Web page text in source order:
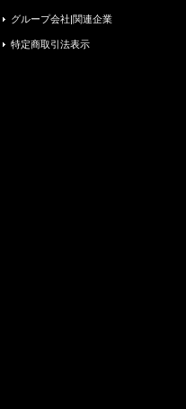
グループ会社|関連企業
特定商取引法表示